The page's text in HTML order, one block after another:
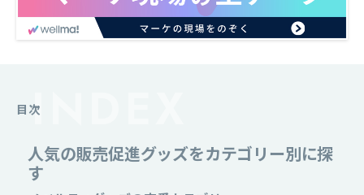
目次
人気の販売促進グッズをカテゴリー別に探
す